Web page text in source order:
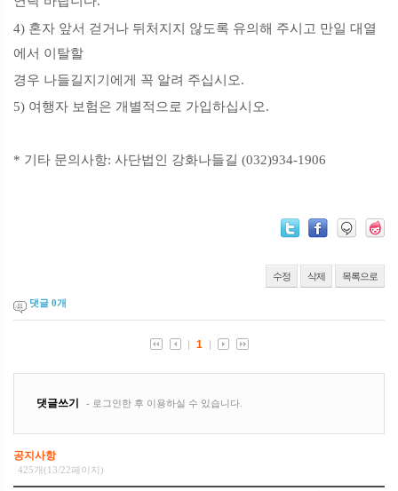
4) 혼자 앞서 걷거나 뒤처지지 않도록 유의해 주시고 만일 대열
에서 이탈할
경우 나들길지기에게 꼭 알려 주십시오.
5) 여행자 보험은 개별적으로 가입하십시오.
* 기타 문의사항: 사단법인 강화나들길 (032)934-1906
수정 삭제 목록으로
댓글 0개
공지사항
425개(13/22페이지)